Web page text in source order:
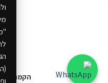
rights reserved.
הקמת